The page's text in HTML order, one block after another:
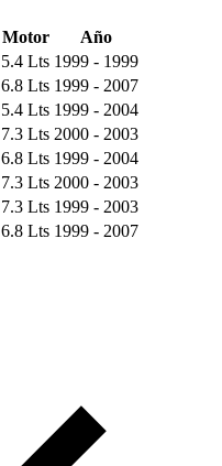
Motor
Año
5.4 Lts 1999 - 1999
6.8 Lts 1999 - 2007
5.4 Lts 1999 - 2004
7.3 Lts 2000 - 2003
6.8 Lts 1999 - 2004
7.3 Lts 2000 - 2003
7.3 Lts 1999 - 2003
6.8 Lts 1999 - 2007